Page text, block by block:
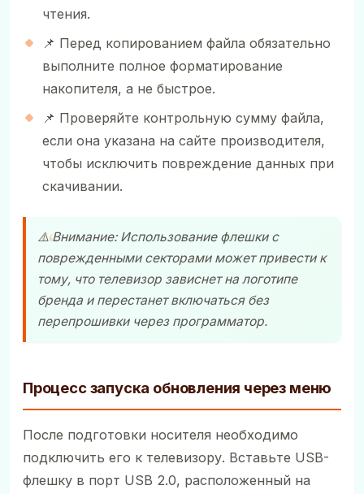
чтения.
📌 Перед копированием файла обязательно
выполните полное форматирование
накопителя, а не быстрое.
📌 Проверяйте контрольную сумму файла,
если она указана на сайте производителя,
чтобы исключить повреждение данных при
скачивании.
⚠️ Внимание: Использование флешки с
поврежденными секторами может привести к
тому, что телевизор зависнет на логотипе
бренда и перестанет включаться без
перепрошивки через программатор.
Процесс запуска обновления через меню
После подготовки носителя необходимо
подключить его к телевизору. Вставьте USB-
флешку в порт USB 2.0, расположенный на